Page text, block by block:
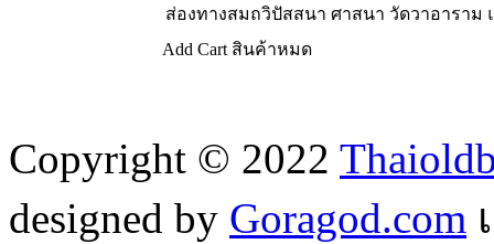
ส่องทางสมถวิปัสสนา ศาสนา วัดวาอาราม
Add Cart สินค้าหมด
Copyright © 2022
designed by Goragod.com